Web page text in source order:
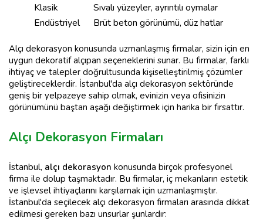
Klasik
Sıvalı yüzeyler, ayrıntılı oymalar
Endüstriyel
Brüt beton görünümü, düz hatlar
Alçı dekorasyon konusunda uzmanlaşmış firmalar, sizin için en
uygun dekoratif alçıpan seçeneklerini sunar. Bu firmalar, farklı
ihtiyaç ve talepler doğrultusunda kişiselleştirilmiş çözümler
geliştireceklerdir. İstanbul'da alçı dekorasyon sektöründe
geniş bir yelpazeye sahip olmak, evinizin veya ofisinizin
görünümünü baştan aşağı değiştirmek için harika bir fırsattır.
Alçı Dekorasyon Firmaları
İstanbul, alçı dekorasyon konusunda birçok profesyonel
firma ile dolup taşmaktadır. Bu firmalar, iç mekanların estetik
ve işlevsel ihtiyaçlarını karşılamak için uzmanlaşmıştır.
İstanbul'da seçilecek alçı dekorasyon firmaları arasında dikkat
edilmesi gereken bazı unsurlar şunlardır: